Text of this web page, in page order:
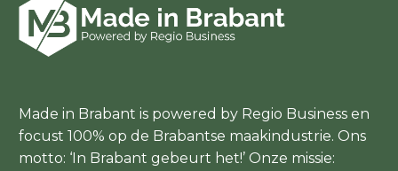
Made in Brabant is powered by Regio Business en
focust 100% op de Brabantse maakindustrie. Ons
motto: ‘In Brabant gebeurt het!’ Onze missie: